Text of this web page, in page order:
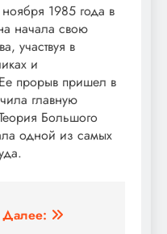
1985 года в
начала свою
участвуя в
и
прорыв пришел в
главную
Большого
одной из самых
Далее: